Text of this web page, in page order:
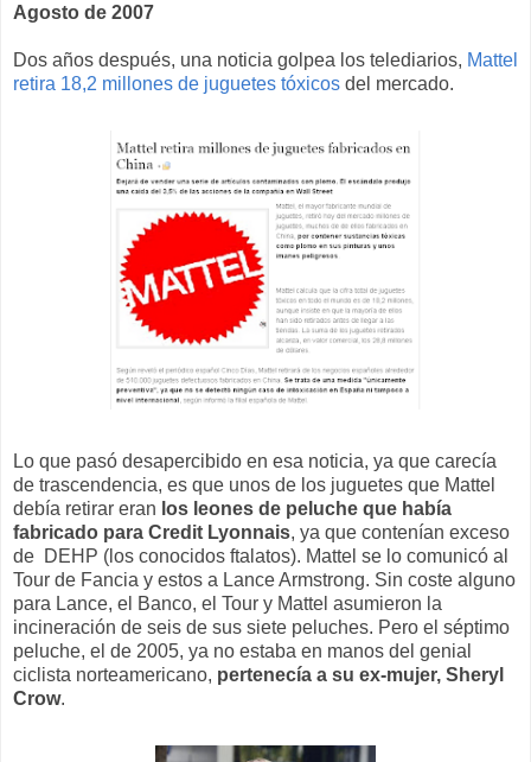
Agosto de 2007
Dos años después, una noticia golpea los telediarios, Mattel
retira 18,2 millones de juguetes tóxicos del mercado.
Lo que pasó desapercibido en esa noticia, ya que carecía
de trascendencia, es que unos de los juguetes que Mattel
debía retirar eran los leones de peluche que había
fabricado para Credit Lyonnais, ya que contenían exceso
de DEHP (los conocidos ftalatos). Mattel se lo comunicó al
Tour de Fancia y estos a Lance Armstrong. Sin coste alguno
para Lance, el Banco, el Tour y Mattel asumieron la
incineración de seis de sus siete peluches. Pero el séptimo
peluche, el de 2005, ya no estaba en manos del genial
ciclista norteamericano, pertenecía a su ex-mujer, Sheryl
Crow.